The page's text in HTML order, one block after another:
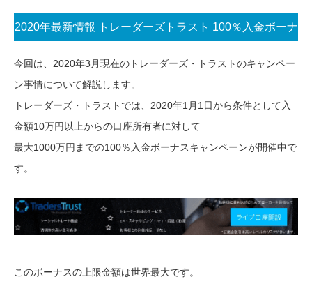
2020年最新情報 トレーダーズトラスト 100％入金ボーナ
今回は、2020年3月現在のトレーダーズ・トラストのキャンペー
ン事情について解説します。
トレーダーズ・トラストでは、2020年1月1日から条件として入
金額10万円以上からの口座所有者に対して
最大1000万円までの100％入金ボーナスキャンペーンが開催中で
す。
このボーナスの上限金額は世界最大です。